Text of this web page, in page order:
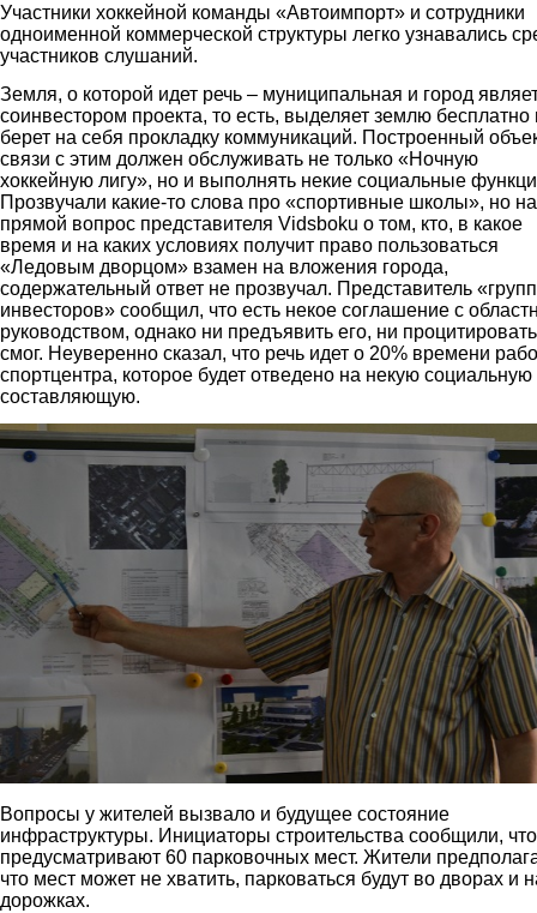
Участники хоккейной команды «Автоимпорт» и сотрудники
одноименной коммерческой структуры легко узнавались
участников слушаний.
Земля, о которой идет речь – муниципальная и город
соинвестором проекта, то есть, выделяет землю бесплатно
берет на себя прокладку коммуникаций. Построенный
связи с этим должен обслуживать не только «Ночную
хоккейную лигу», но и выполнять некие социальные
Прозвучали какие-то слова про «спортивные школы», но на
прямой вопрос представителя Vidsboku о том, кто, в какое
время и на каких условиях получит право пользоваться
«Ледовым дворцом» взамен на вложения города,
содержательный ответ не прозвучал. Представитель
инвесторов» сообщил, что есть некое соглашение с
руководством, однако ни предъявить его, ни
смог. Неуверенно сказал, что речь идет о 20% времени
спортцентра, которое будет отведено на некую социальную
составляющую.
4.jpg
Вопросы у жителей вызвало и будущее состояние
инфраструктуры. Инициаторы строительства сообщили, что
предусматривают 60 парковочных мест. Жители
что мест может не хватить, парковаться будут во дворах и
дорожках.